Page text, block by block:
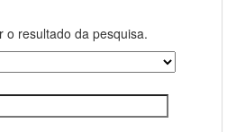
o resultado da pesquisa.